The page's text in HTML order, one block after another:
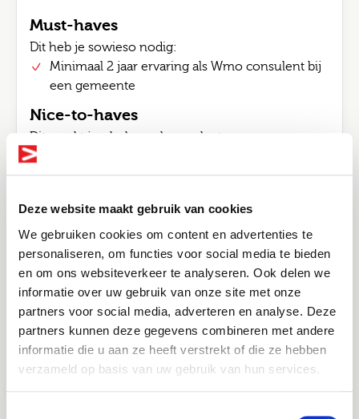
Deze website maakt gebruik van cookies
We gebruiken cookies om content en advertenties te
personaliseren, om functies voor social media te bieden
en om ons websiteverkeer te analyseren. Ook delen we
informatie over uw gebruik van onze site met onze
partners voor social media, adverteren en analyse. Deze
partners kunnen deze gegevens combineren met andere
informatie die u aan ze heeft verstrekt of die ze hebben
verzameld op basis van uw gebruik van hun services.
Must-haves
Dit heb je sowieso nodig:
Minimaal 2 jaar ervaring als Wmo consulent bij
een gemeente
Nice-to-haves
Dit maakt jou helemaal compleet:
Social Work, Ergotherapie, Fysiotherapie of
Sterke communicatieve vaardigheden
Een open, toegankelijke houding richting
inwoners
Over
Altijd als 1e op de hoogte van de
nieuwste vacatures als je een job
alert aanmaakt!
Bel me terug